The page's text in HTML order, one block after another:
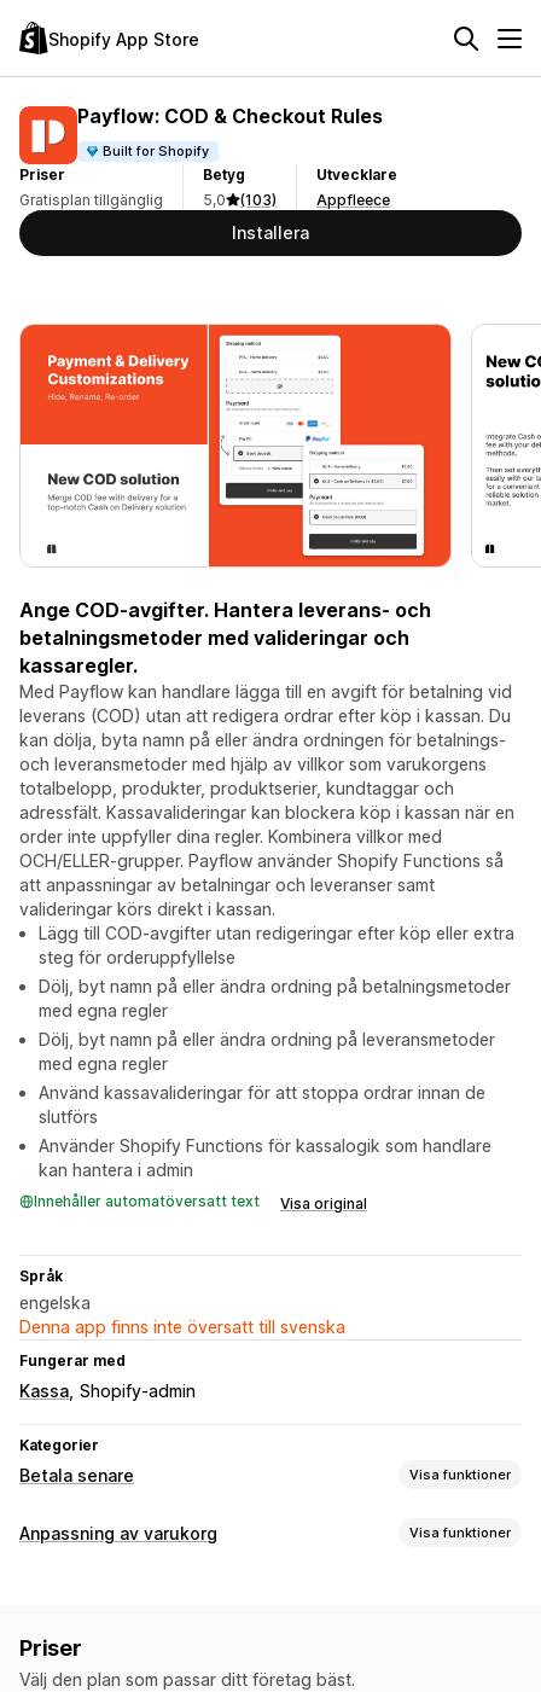
Shopify App Store
Payflow: COD & Checkout Rules
Built for Shopify
Priser
Gratisplan tillgänglig
Betyg
5,0
(103)
Utvecklare
Appfleece
Installera
Ange COD-avgifter. Hantera leverans- och
betalningsmetoder med valideringar och
kassaregler.
Med Payflow kan handlare lägga till en avgift för betalning vid
leverans (COD) utan att redigera ordrar efter köp i kassan. Du
kan dölja, byta namn på eller ändra ordningen för betalnings-
och leveransmetoder med hjälp av villkor som varukorgens
totalbelopp, produkter, produktserier, kundtaggar och
adressfält. Kassavalideringar kan blockera köp i kassan när en
order inte uppfyller dina regler. Kombinera villkor med
OCH/ELLER-grupper. Payflow använder Shopify Functions så
att anpassningar av betalningar och leveranser samt
valideringar körs direkt i kassan.
Lägg till COD-avgifter utan redigeringar efter köp eller extra
steg för orderuppfyllelse
Dölj, byt namn på eller ändra ordning på betalningsmetoder
med egna regler
Dölj, byt namn på eller ändra ordning på leveransmetoder
med egna regler
Använd kassavalideringar för att stoppa ordrar innan de
slutförs
Använder Shopify Functions för kassalogik som handlare
kan hantera i admin
Innehåller automatöversatt text Visa original
Språk
engelska
Denna app finns inte översatt till svenska
Fungerar med
Kassa Shopify-admin
Kategorier
Betala senare Visa funktioner
Hantering av betalning vid leverans
Formuläranpassning
Anpassning av varukorg Visa funktioner
Priser
Välj den plan som passar ditt företag bäst.